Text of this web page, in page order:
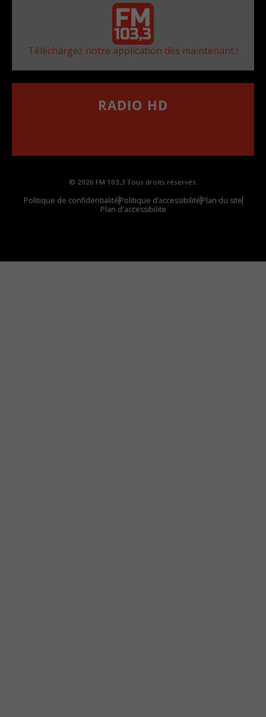
Téléchargez notre application dès maintenant !
RADIO HD
© 2026 FM 103,3 Tous droits réservés.
Politique de confidentialitéPolitique d’accessibilitéPlan du site
Plan d'accessibilite